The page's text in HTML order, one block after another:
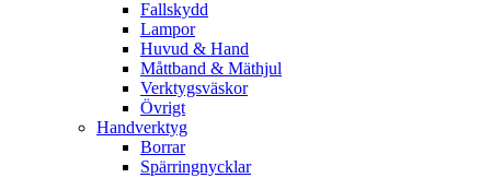
Fallskydd
Lampor
Huvud & Hand
Måttband & Mäthjul
Verktygsväskor
Övrigt
Handverktyg
Borrar
Spärringnycklar